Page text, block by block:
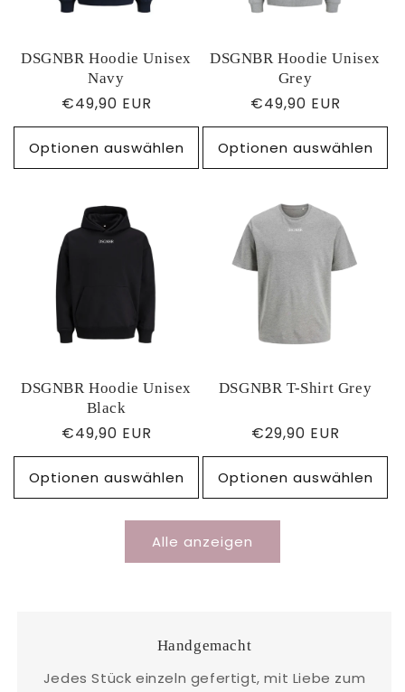
DSGNBR Hoodie Unisex
Navy
Normaler
Preis
€49,90 EUR
Optionen auswählen
DSGNBR Hoodie Unisex
Grey
Normaler
Preis
€49,90 EUR
Optionen auswählen
DSGNBR Hoodie Unisex
Black
Normaler
Preis
€49,90 EUR
Optionen auswählen
DSGNBR T-Shirt Grey
Normaler
Preis
€29,90 EUR
Optionen auswählen
Alle anzeigen
Handgemacht
Jedes Stück einzeln gefertigt, mit Liebe zum